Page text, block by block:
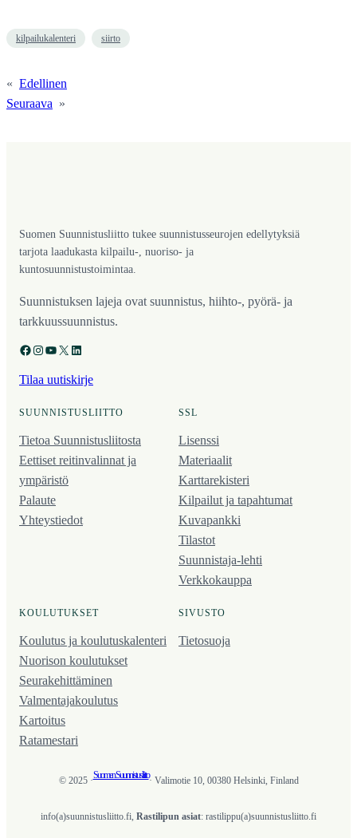
kilpailukalenteri siirto
« Edellinen
Seuraava »
Suomen Suunnistusliitto tukee suunnistusseurojen edellytyksiä
tarjota laadukasta kilpailu-, nuoriso- ja
kuntosuunnistustoimintaa.
Suunnistuksen lajeja ovat suunnistus, hiihto-, pyörä- ja
tarkkuussuunnistus.
Facebook Instagram YouTube X LinkedIn
Tilaa uutiskirje
SUUNNISTUSLIITTO
Tietoa Suunnistusliitosta
Eettiset reitinvalinnat ja
ympäristö
Palaute
Yhteystiedot
SSL
Lisenssi
Materiaalit
Karttarekisteri
Kilpailut ja tapahtumat
Kuvapankki
Tilastot
Suunnistaja-lehti
Verkkokauppa
KOULUTUKSET
Koulutus ja koulutus­kalenteri
Nuorison koulutukset
Seura­kehittäminen
Valmentaja­koulutus
Kartoitus
Ratamestari
SIVUSTO
Tietosuoja
© 2025 ·
Suomen Suunnistusliitto
· Valimotie 10, 00380 Helsinki, Finland
info(a)suunnistusliitto.fi, Rastilipun asiat: rastilippu(a)suunnistusliitto.fi